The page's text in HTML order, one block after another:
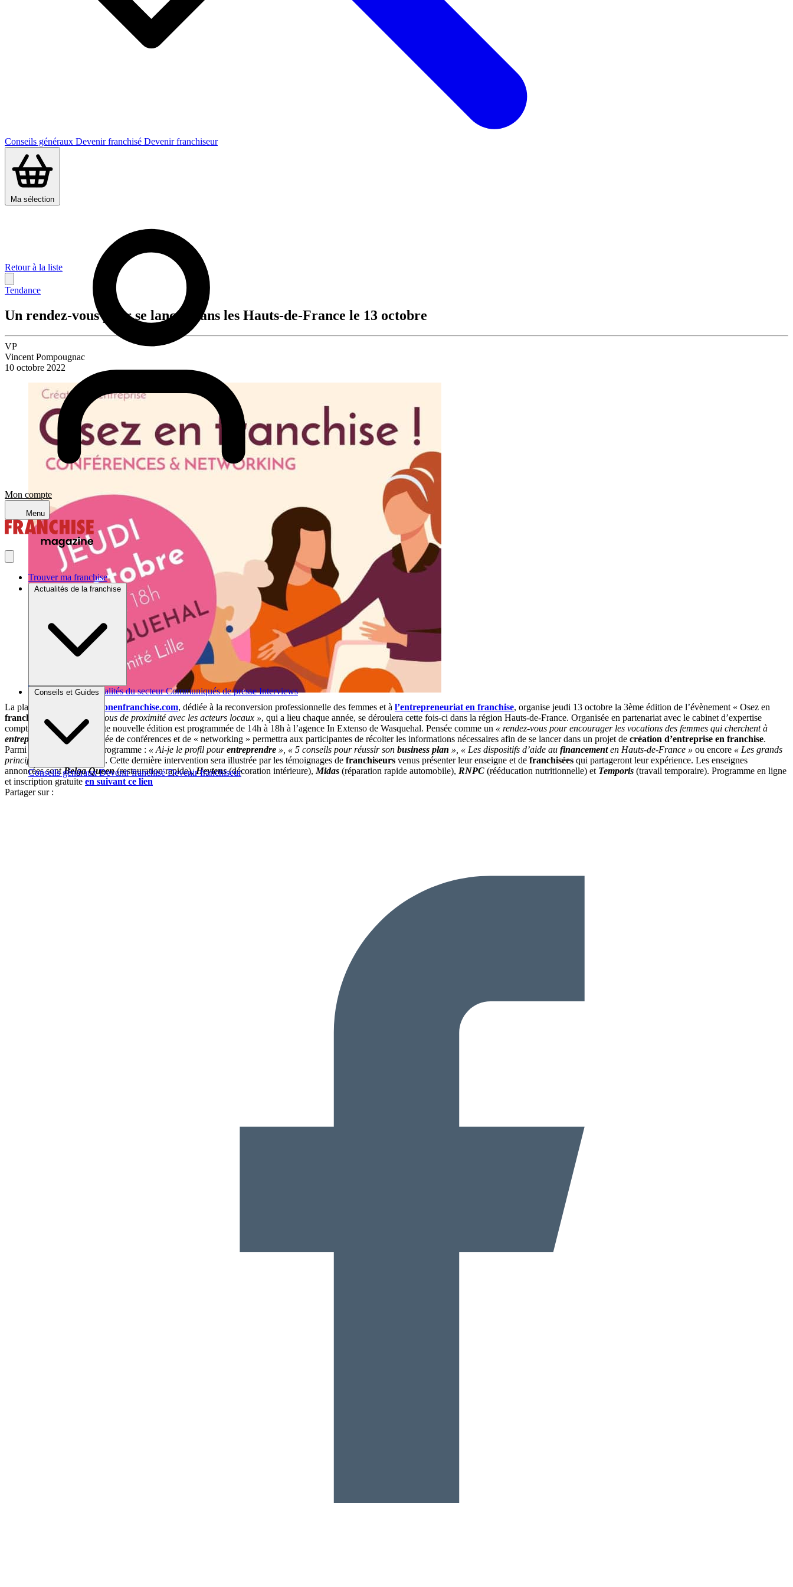
Conseils généraux Devenir franchisé Devenir franchiseur
Ma sélection
Mon compte
Menu
Trouver ma franchise
Actualités de la franchise
Brèves et actus Actualités du secteur Communiqués de presse Interviews
Conseils et Guides
Conseils généraux Devenir franchisé Devenir franchiseur
Retour à la liste
Tendance
Un rendez-vous pour se lancer dans les Hauts-de-France le 13 octobre
VP
Vincent Pompougnac
10 octobre 2022
La plateforme Reconversionenfranchise.com, dédiée à la reconversion professionnelle des femmes et à l’entrepreneuriat en franchise, organise jeudi 13 octobre la 3ème édition de l’évènement « Osez en
franchise
». Ce « rendez-vous de proximité avec les acteurs locaux », qui a lieu chaque année, se déroulera cette fois-ci dans la région Hauts-de-France. Organisée en partenariat avec le cabinet d’expertise
comptable In Extenso, cette nouvelle édition est programmée de 14h à 18h à l’agence In Extenso de Wasquehal. Pensée comme un « rendez-vous pour encourager les vocations des femmes qui cherchent à
entreprendre», cette journée de conférences et de « networking » permettra aux participantes de récolter les informations nécessaires afin de se lancer dans un projet de création d’entreprise en franchise.
Parmi les thématiques au programme : « Ai-je le profil pourentreprendre », « 5 conseils pour réussir son business plan », « Les dispositifs d’aide au financementen Hauts-de-France » ou encore « Les grands
principes de la
. Cette dernière intervention sera illustrée par les témoignages de franchiseurs venus présenter leur enseigne et de franchisées qui partageront leur expérience. Les enseignes
annoncées sontBelga Queen(restauration rapide),Heytens(décoration intérieure), Midas (réparation rapide automobile), RNPC (rééducation nutritionnelle) et Temporis (travail temporaire). Programme en ligne
et inscription gratuite en suivant ce lien
Partager sur :